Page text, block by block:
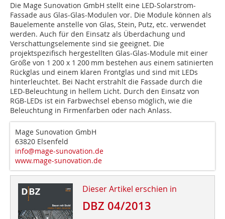
Die Mage Sunovation GmbH stellt eine LED-Solarstrom-
Fassade aus Glas-Glas-Modulen vor. Die Module können als
Bauelemente anstelle von Glas, Stein, Putz, etc. verwendet
werden. Auch für den Einsatz als Überdachung und
Verschattungselemente sind sie geeignet. Die
projektspezifisch hergestellten Glas-Glas-Module mit einer
Größe von 1 200 x 1 200 mm bestehen aus einem satinierten
Rückglas und einem klaren Frontglas und sind mit LEDs
hinterleuchtet. Bei Nacht erstrahlt die Fassade durch die
LED-Beleuchtung in hellem Licht. Durch den Einsatz von
RGB-LEDs ist ein Farbwechsel ebenso möglich, wie die
Beleuchtung in Firmenfarben oder nach Anlass.
Mage Sunovation GmbH
63820 Elsenfeld
info@mage-sunovation.de
www.mage-sunovation.de
Dieser Artikel erschien in
DBZ 04/2013